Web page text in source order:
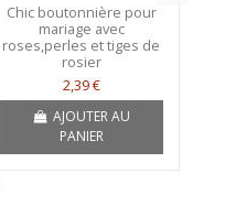
Chic boutonnière pour
mariage avec
roses,perles et tiges de
rosier
2,39 €
AJOUTER AU
PANIER